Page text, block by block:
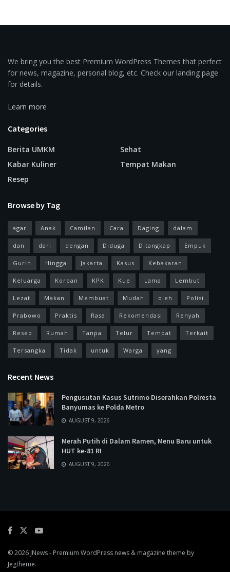
We bring you the best Premium WordPress Themes that perfect
for news, magazine, personal blog, etc. Check our landing page
for details.
Learn more
Categories
Berita UMKM
Kabar Kuliner
Resep
Sehat
Tempat Makan
Browse by Tag
agar Anak Camilan Cara Daging dalam
dan dari dengan Diduga Ditangkap Empuk
Gurih Hingga Jakarta Kasus Kebakaran
Keluarga Korban KPK Kue Lama Lembut
Lezat Makan Membuat Mudah oleh Polisi
Prabowo Praktis Rasa Rekomendasi Renyah
Resep Rumah Tanpa Telur Tempat Terkait
Tersangka Tidak untuk Warga yang
Recent News
Pengusutan Kasus Sutrimo Diserahkan Polresta
Banyumas ke Polda Metro
AUGUST 9, 2026
Merah Putih di Dalam Ramen, Menu Baru untuk
HUT ke-81 RI
AUGUST 9, 2026
© 2026 JNews- Premium WordPress news & magazine theme by
Jegtheme.